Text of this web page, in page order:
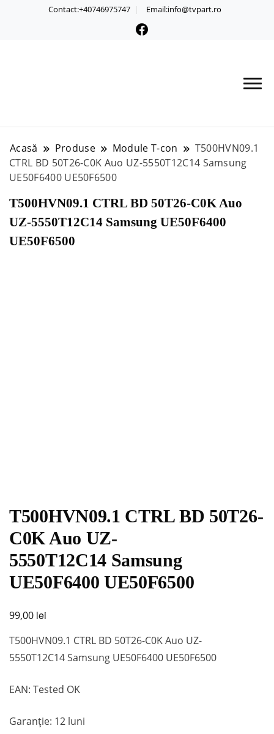
Contact:+40746975747 Email:info@tvpart.ro
Acasă Produse Module T-con
T500HVN09.1
CTRL BD 50T26-C0K Auo UZ-5550T12C14 Samsung
UE50F6400 UE50F6500
T500HVN09.1 CTRL BD 50T26-C0K Auo
UZ-5550T12C14 Samsung UE50F6400
UE50F6500
T500HVN09.1 CTRL BD 50T26-
C0K Auo UZ-
5550T12C14 Samsung
UE50F6400 UE50F6500
99,00 lei
T500HVN09.1 CTRL BD 50T26-C0K Auo UZ-
5550T12C14 Samsung UE50F6400 UE50F6500
EAN: Tested OK
Garanție: 12 luni